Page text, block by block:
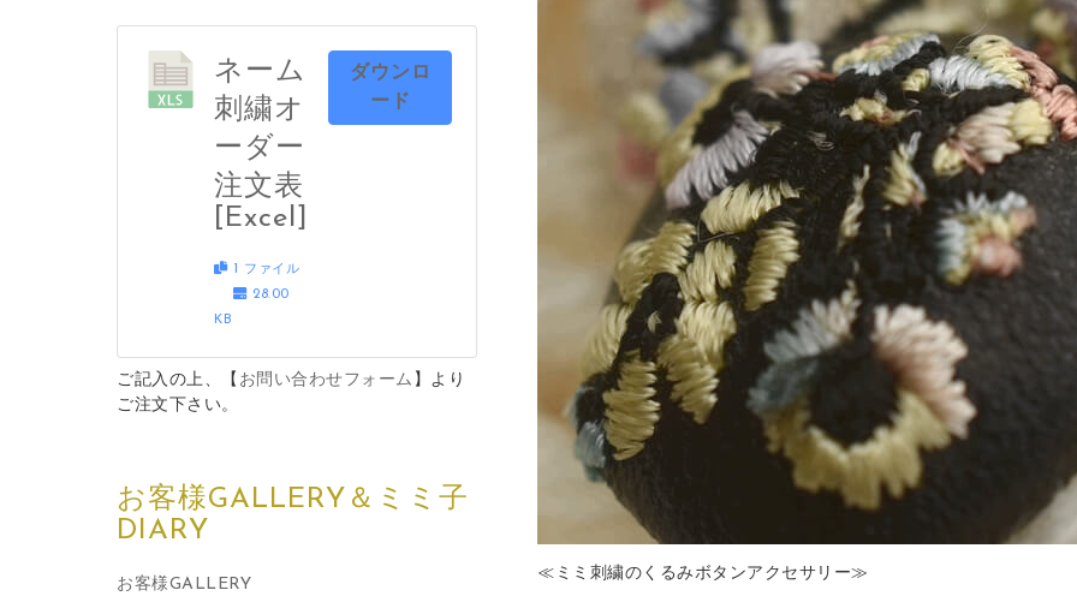
≪ミミ刺繍のくるみボタンアクセサリー≫
ネーム
刺繍オ
ーダー
注文表
[Excel]
1 ファイル
28.00
KB
ダウンロ
ード
ご記入の上、【 お問い合わせフォーム 】より
ご注文下さい。
お客様GALLERY＆ミミ子
DIARY
お客様GALLERY